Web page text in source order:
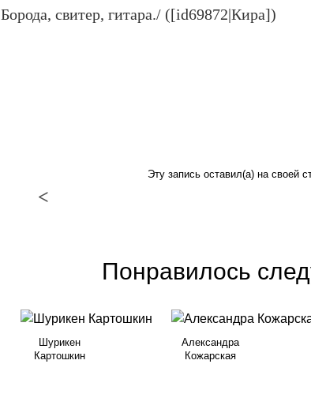
Борода, свитер, гитара./ ([id69872|Кира])
Эту запись оставил(а) на своей
<
Понравилось
Шурикен
Картошкин
Александра
Кожарская